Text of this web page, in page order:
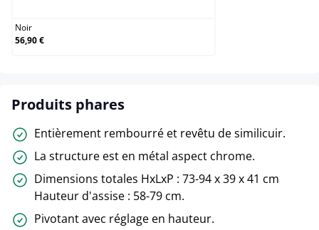
Noir
56,90 €
Produits phares
Entièrement rembourré et revêtu de similicuir.
La structure est en métal aspect chrome.
Dimensions totales HxLxP : 73-94 x 39 x 41 cm
Hauteur d'assise : 58-79 cm.
Pivotant avec réglage en hauteur.